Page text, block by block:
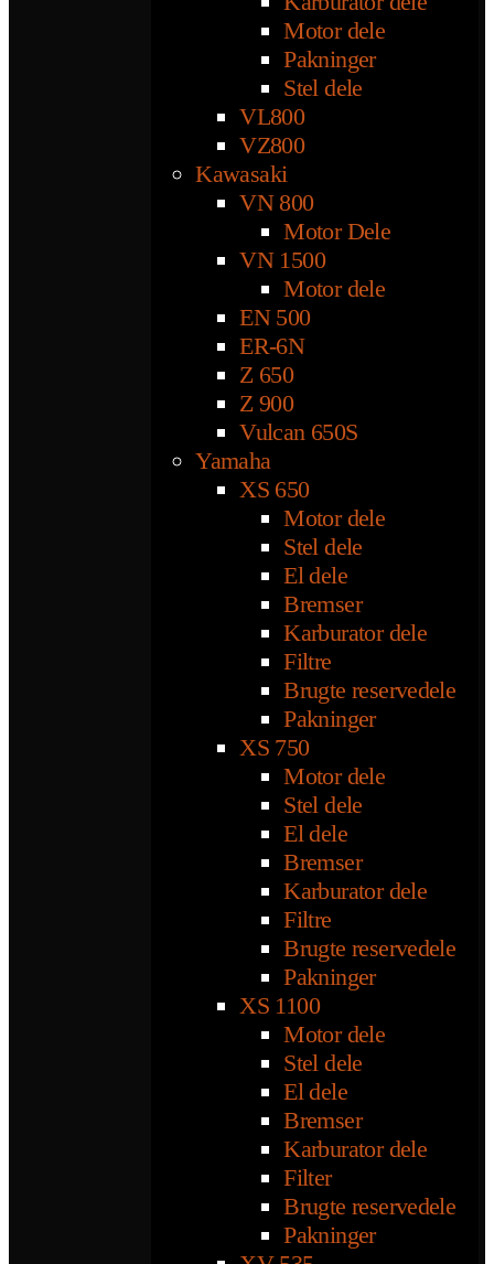
Motor dele
Pakninger
Stel dele
VL800
VZ800
Kawasaki
VN 800
Motor Dele
VN 1500
Motor dele
EN 500
ER-6N
Z 650
Z 900
Vulcan 650S
Yamaha
XS 650
Motor dele
Stel dele
El dele
Bremser
Karburator dele
Filtre
Brugte reservedele
Pakninger
XS 750
Motor dele
Stel dele
El dele
Bremser
Karburator dele
Filtre
Brugte reservedele
Pakninger
XS 1100
Motor dele
Stel dele
El dele
Bremser
Karburator dele
Filter
Brugte reservedele
Pakninger